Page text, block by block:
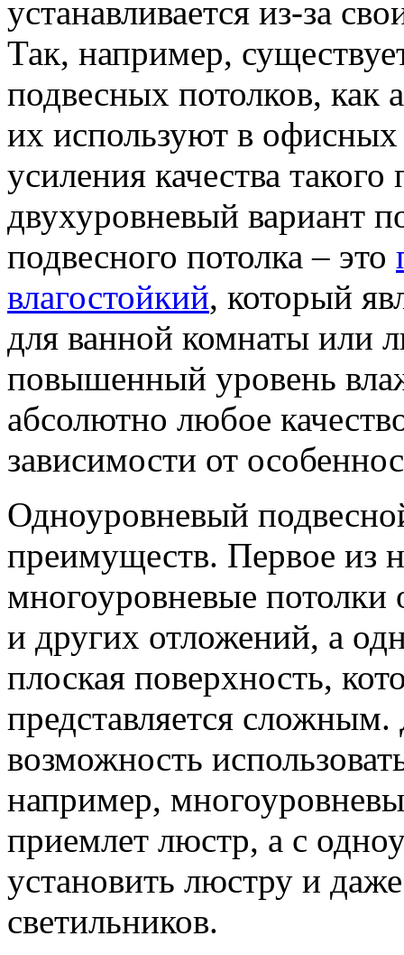
устанавливается из-за
Так, например,
подвесных потолков, как
их используют в
усиления качества
двухуровневый вариант
подвесного потолка – это
влагостойкий, который
для ванной комнаты или
повышенный уровень
абсолютно любое
зависимости от
Одноуровневый
преимуществ. Первое из
многоуровневые
и других отложений, а
плоская поверхность,
представляется
возможность
например,
приемлет люстр, а с
установить люстру и
светильников.